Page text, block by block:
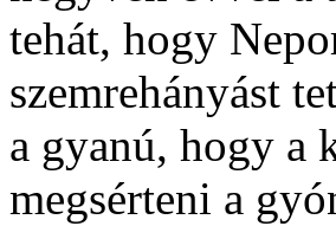
tehát, hogy
szemrehányást
a gyanú, hogy a
megsérteni a